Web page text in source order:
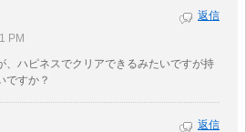
PM
、ハピネスでクリアできるみたいですが持
ですか？
返信
返信